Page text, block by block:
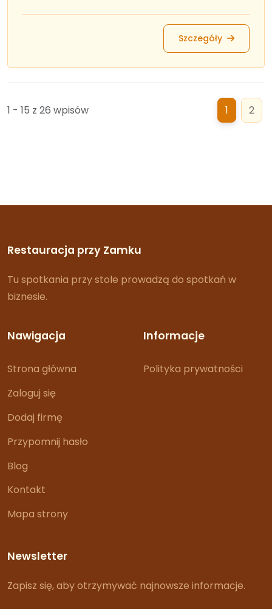
Szczegóły
1 - 15 z 26 wpisów 1 2
Restauracja przy Zamku
Tu spotkania przy stole prowadzą do spotkań w
biznesie.
Nawigacja
Strona główna
Zaloguj się
Dodaj firmę
Przypomnij hasło
Blog
Kontakt
Mapa strony
Informacje
Polityka prywatności
Newsletter
Zapisz się, aby otrzymywać najnowsze informacje.